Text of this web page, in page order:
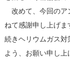
改めて、今回のア
ねて感謝申し上げま
続きヘリウムガス
よう、お願い申し上